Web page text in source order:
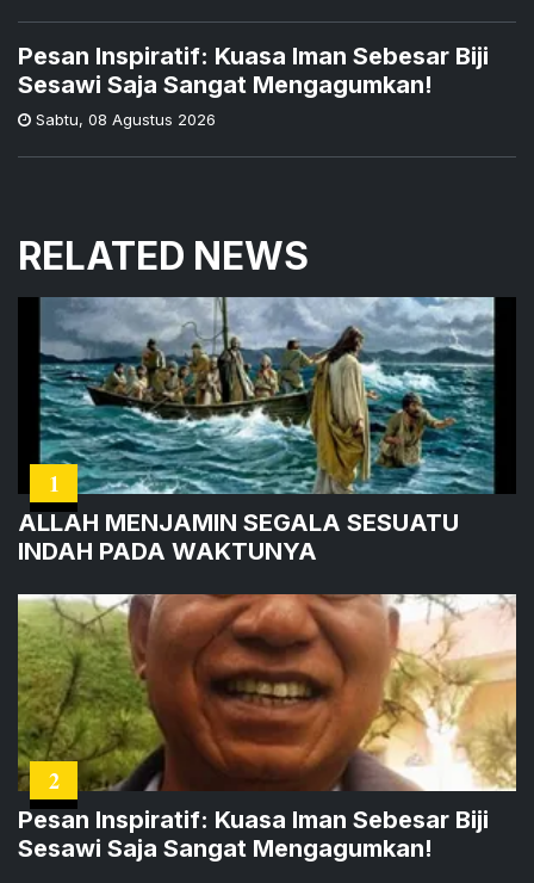
Pesan Inspiratif: Kuasa Iman Sebesar Biji
Sesawi Saja Sangat Mengagumkan!
Sabtu, 08 Agustus 2026
RELATED NEWS
1
ALLAH MENJAMIN SEGALA SESUATU
INDAH PADA WAKTUNYA
2
Pesan Inspiratif: Kuasa Iman Sebesar Biji
Sesawi Saja Sangat Mengagumkan!